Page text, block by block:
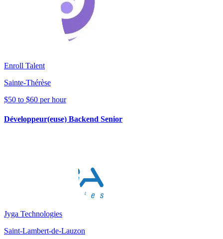
Enroll Talent
Sainte-Thérèse
$50 to $60 per hour
Développeur(euse) Backend Senior
Jyga Technologies
Saint-Lambert-de-Lauzon